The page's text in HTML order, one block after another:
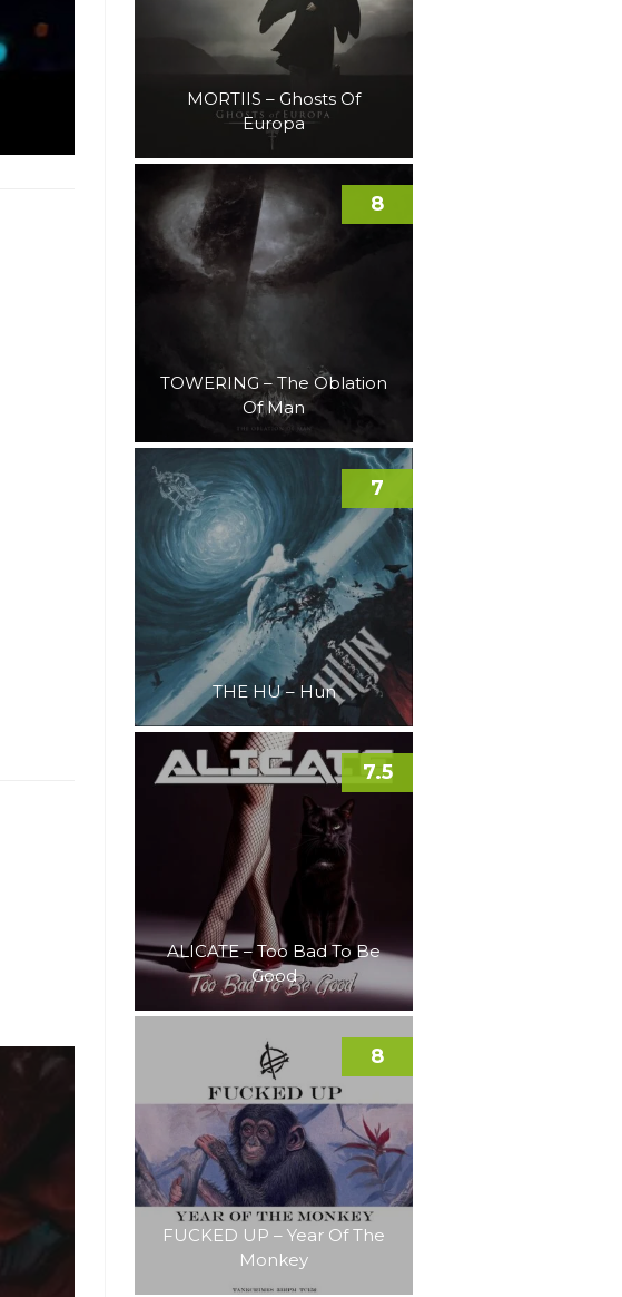
MORTIIS – Ghosts Of
Europa
TOWERING – The Oblation
Of Man
8
THE HU – Hun
7
ALICATE – Too Bad To Be
Good
7.5
FUCKED UP – Year Of The
Monkey
8